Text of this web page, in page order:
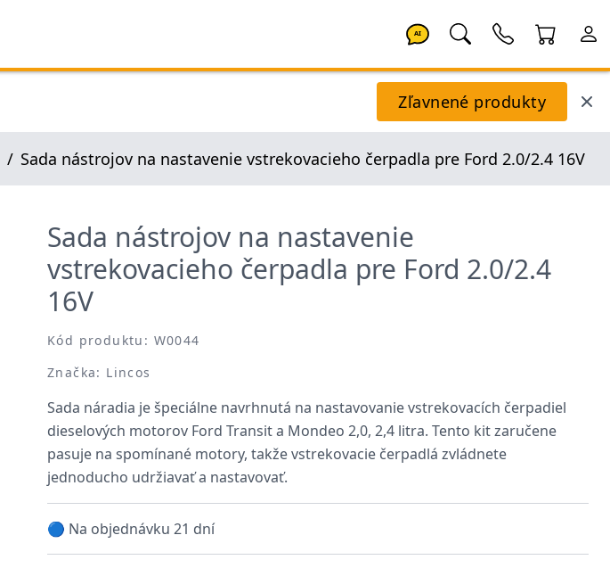
AI
Zľavnené produkty
Sada nástrojov na nastavenie vstrekovacieho čerpadla pre Ford 2.0/2.4 16V
Sada nástrojov na nastavenie
vstrekovacieho čerpadla pre Ford 2.0/2.4
16V
Kód produktu: W0044
Značka: Lincos
Sada náradia je špeciálne navrhnutá na nastavovanie vstrekovacích čerpadiel
dieselových motorov Ford Transit a Mondeo 2,0, 2,4 litra. Tento kit zaručene
pasuje na spomínané motory, takže vstrekovacie čerpadlá zvládnete
jednoducho udržiavať a nastavovať.
🔵 Na objednávku 21 dní